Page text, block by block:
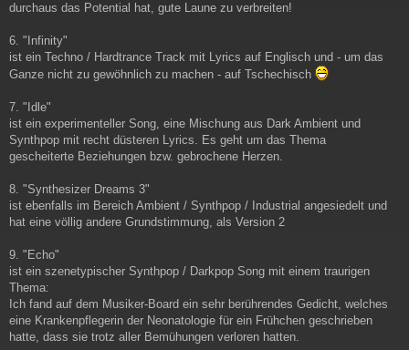
durchaus das Potential hat, gute Laune zu verbreiten!
6. "Infinity"
ist ein Techno / Hardtrance Track mit Lyrics auf Englisch und - um das
Ganze nicht zu gewöhnlich zu machen - auf Tschechisch
7. "Idle"
ist ein experimenteller Song, eine Mischung aus Dark Ambient und
Synthpop mit recht düsteren Lyrics. Es geht um das Thema
gescheiterte Beziehungen bzw. gebrochene Herzen.
8. "Synthesizer Dreams 3"
ist ebenfalls im Bereich Ambient / Synthpop / Industrial angesiedelt und
hat eine völlig andere Grundstimmung, als Version 2
9. "Echo"
ist ein szenetypischer Synthpop / Darkpop Song mit einem traurigen
Thema:
Ich fand auf dem Musiker-Board ein sehr berührendes Gedicht, welches
eine Krankenpflegerin der Neonatologie für ein Frühchen geschrieben
hatte, dass sie trotz aller Bemühungen verloren hatten.